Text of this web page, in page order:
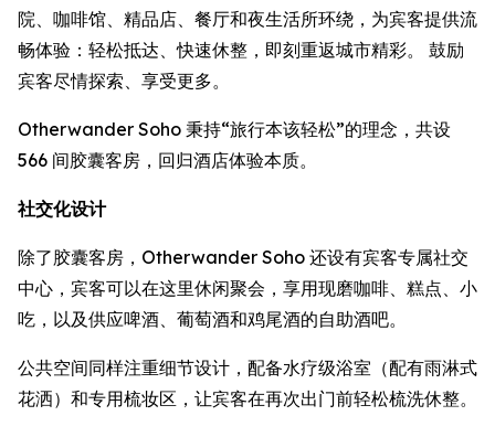
院、咖啡馆、精品店、餐厅和夜生活所环绕，为宾客提供流
畅体验：轻松抵达、快速休整，即刻重返城市精彩。 鼓励
宾客尽情探索、享受更多。
Otherwander Soho 秉持“旅行本该轻松”的理念，共设
566 间胶囊客房，回归酒店体验本质。
社交化设计
除了胶囊客房，Otherwander Soho 还设有宾客专属社交
中心，宾客可以在这里休闲聚会，享用现磨咖啡、糕点、小
吃，以及供应啤酒、葡萄酒和鸡尾酒的自助酒吧。
公共空间同样注重细节设计，配备水疗级浴室（配有雨淋式
花洒）和专用梳妆区，让宾客在再次出门前轻松梳洗休整。